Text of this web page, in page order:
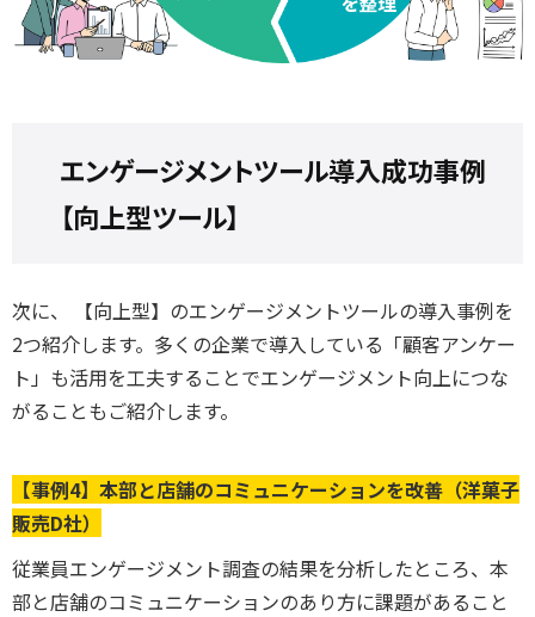
エンゲージメントツール導入成功事例
【向上型ツール】
次に、
【向上型】のエンゲージメントツールの導入事例を
2つ紹介します。多くの企業で導入している「顧客アンケー
ト」も活用を工夫することでエンゲージメント向上につな
がることもご紹介します。
【事例4】本部と店舗のコミュニケーションを改善（洋菓子
販売D社）
従業員エンゲージメント調査の結果を分析したところ、本
部と店舗のコミュニケーションのあり方に課題があること